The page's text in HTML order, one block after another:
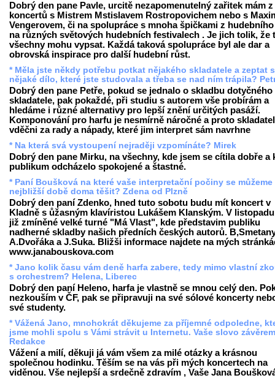
Dobrý den pane Pavle, urcitě nezapomenutelný zařitek mám z
koncertů s Mistrem Mstislavem Rostropovichem nebo s
Vengerovem, či na spolupráce s mnoha špičkami z
na různých světových hudebních festivalech . Je jich tolik, že
všechny mohu vypsat. Každá taková spolupráce byl ale dar a
obrovská inspirace pro další hudební růst.
* Měla jste někdy potřebu potkat nějakého skladatele a zeptat
nějaké dílo, které jste studovala a třeba se nad ním trápila?
Dobrý den pane Petře, pokud se jednalo o skladbu dotyčného
skladatele, pak pokaždé, při studiu s autorem vše probírám a
hledáme i různé alternativy pro lepší znění určitých pasáží.
Komponování pro harfu je nesmírně náročné a proto
vděčni za rady a nápady, které jim interpret sám navrhne
* Na která svá vystoupení nejraději vzpomínáte? Mirek
Dobrý den pane Mirku, na všechny, kde jsem se cítila dobře a
publikum odcházelo spokojené a štastné.
* Paní Boušková na které vaše interpretační počiny se můžeme
nejbližší době doma těšit? Zdena od Plzně
Dobrý den paní Zdenko, hned tuto sobotu budu mít koncert v
Kladně s ůžasným klavíristou Lukášem Klanským. V
již zmíněné velké turné "Má Vlast", kde představim publiku
nadherné skladby našich předních českých autorů.
A.Dvořáka a J.Suka. Bližši informace najdete na mých
www.janabouskova.com
* Jano kolik času vám deně harfa zabere, tedy mimo vlastní
s orchestrem? Helena, Liberec
Dobrý den paní Heleno, harfa je vlastně se mnou celý den.
nezkouším v ČF, pak se připravuji na své sólové koncerty
své studenty.
* Vážená Jano, mnohokrát děkujeme za příjemné odpoledne,
jsme mohli spolu s Vámi strávit u Internetu. Vaše slovo
Redakce
Vážení a milí, děkuji já vám všem za milé otázky a krásnou
společnou hodinku. Těším se na vás při mých koncertech na
viděnou. Vše nejlepší a srdečně zdravím , Vaše Jana